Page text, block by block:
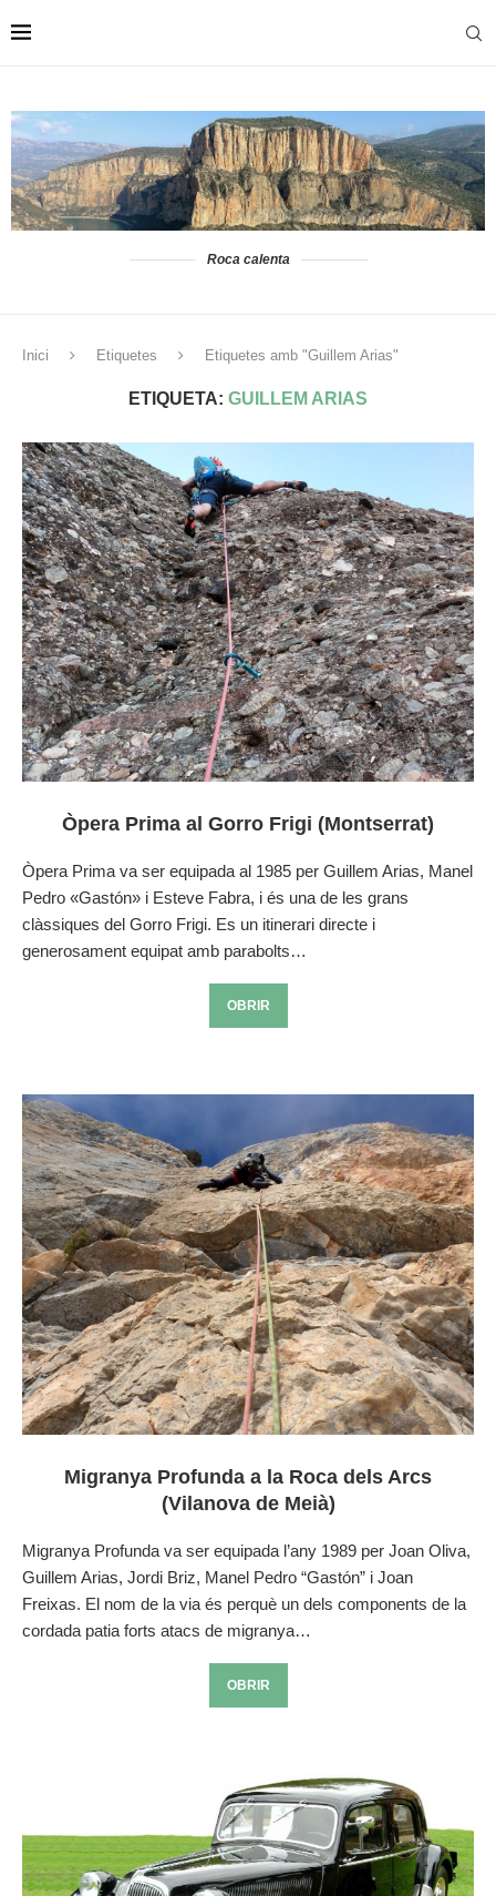
Roca calenta
Inici Etiquetes Etiquetes amb "Guillem Arias"
ETIQUETA: GUILLEM ARIAS
Òpera Prima al Gorro Frigi (Montserrat)
Òpera Prima va ser equipada al 1985 per Guillem Arias, Manel
Pedro «Gastón» i Esteve Fabra, i és una de les grans
clàssiques del Gorro Frigi. Es un itinerari directe i
generosament equipat amb parabolts…
OBRIR
Migranya Profunda a la Roca dels Arcs
(Vilanova de Meià)
Migranya Profunda va ser equipada l’any 1989 per Joan Oliva,
Guillem Arias, Jordi Briz, Manel Pedro “Gastón” i Joan
Freixas. El nom de la via és perquè un dels components de la
cordada patia forts atacs de migranya…
OBRIR